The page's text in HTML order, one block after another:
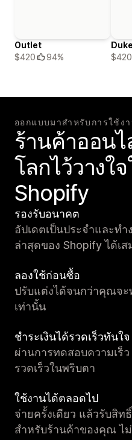
Outlet
$420
94%
Duke
$420
ออกแบบมาสำหรับการใช้ง
ร้านค้าออน
โลกไว้วางใ
Shopify
รองรับอนาคต
อัปเดตเป็นประจำและท
ล่าสุดของ Shopify ได้เส
ลองใช้ก่อนซื้อ
ปรับแต่งได้จนกว่าคุณจะ
เท่านั้น
ชำระเงินได้รวดเร็วทันใจ
ผ่านการทดสอบความเร็
รวดเร็วในพริบตา
ใช้งานได้ตลอดไป
จ่ายครั้งเดียว แล้วรับสิท
สำหรับร้านค้าของคุณ ไ